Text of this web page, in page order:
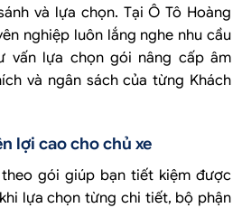
và lựa chọn. Tại Ô Tô Hoàng
nghiệp luôn lắng nghe nhu cầu
vấn lựa chọn gói nâng cấp âm
và ngân sách của từng Khách
lợi cao cho chủ xe
gói giúp bạn tiết kiệm được
lựa chọn từng chi tiết, bộ phận